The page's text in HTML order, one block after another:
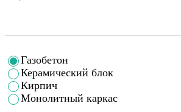
Газобетон
Керамический блок
Кирпич
Монолитный каркас